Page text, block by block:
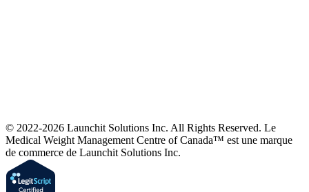
© 2022-2026 Launchit Solutions Inc. All Rights Reserved. Le
Medical Weight Management Centre of Canada™ est une marque
de commerce de Launchit Solutions Inc.